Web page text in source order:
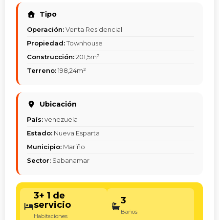
Tipo
Operación:Venta Residencial
Propiedad:Townhouse
Construcción:201,5m²
Terreno:198,24m²
Ubicación
País:venezuela
Estado: Nueva Esparta
Municipio: Mariño
Sector: Sabanamar
3+ 1 de
servicio
Habitaciones
3
Baños